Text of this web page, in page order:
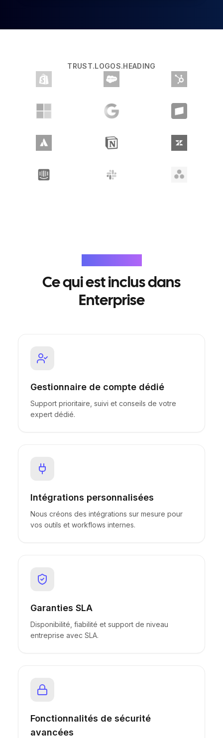
TRUST.LOGOS.HEADING
Ce qui est inclus dans
Enterprise
Gestionnaire de compte dédié
Support prioritaire, suivi et conseils de votre
expert dédié.
Intégrations personnalisées
Nous créons des intégrations sur mesure pour
vos outils et workflows internes.
Garanties SLA
Disponibilité, fiabilité et support de niveau
entreprise avec SLA.
Fonctionnalités de sécurité
avancées